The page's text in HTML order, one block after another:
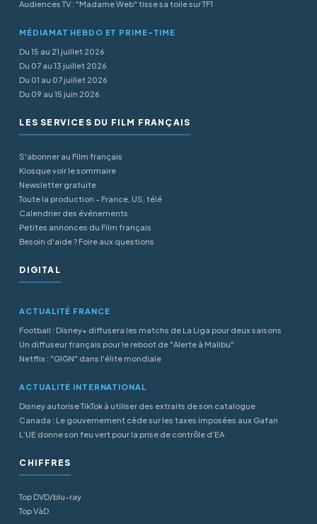
Audiences TV : "Madame Web" tisse sa toile sur TF1
MÉDIAMAT HEBDO ET PRIME-TIME
Du 15 au 21 juillet 2026
Du 07 au 13 juillet 2026
Du 01 au 07 juillet 2026
Du 09 au 15 juin 2026
LES SERVICES DU FILM FRANÇAIS
S'abonner au Film français
Kiosque voir le sommaire
Newsletter gratuite
Toute la production - France, US, télé
Calendrier des événements
Petites annonces du Film français
Besoin d'aide ? Foire aux questions
DIGITAL
ACTUALITÉ FRANCE
Football : Disney+ diffusera les matchs de La Liga pour deux saisons
Un diffuseur français pour le reboot de "Alerte à Malibu"
Netflix : "GIGN" dans l'élite mondiale
ACTUALITÉ INTERNATIONAL
Disney autorise TikTok à utiliser des extraits de son catalogue
Canada : Le gouvernement cède sur les taxes imposées aux Gafan
L’UE donne son feu vert pour la prise de contrôle d’EA
CHIFFRES
Top DVD/blu-ray
Top VàD